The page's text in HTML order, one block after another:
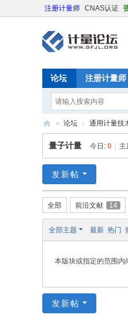
注册计量师 CNAS认证
论坛 注册计量师
计
量
坛
» 论坛 › 通用计量技
量子计量 今日: 0 主
发新帖
全部 前沿文献 14
全部主题 最新 热门
本版块或指定的范围内
发新帖